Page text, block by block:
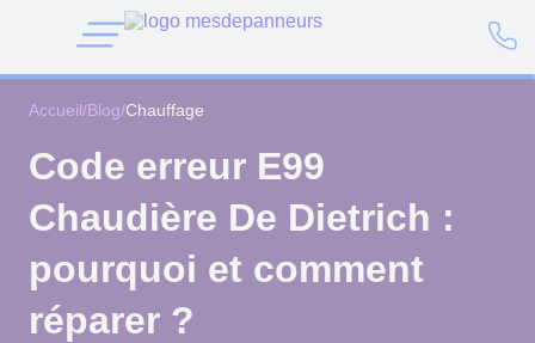
Accueil/Blog/Chauffage
Code erreur E99
Chaudière De Dietrich :
pourquoi et comment
réparer ?